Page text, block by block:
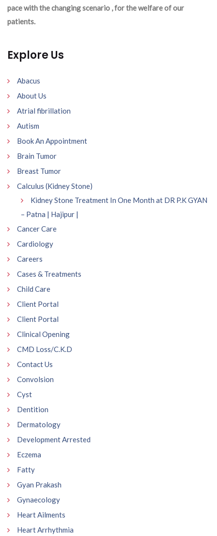
pace with the changing scenario , for the welfare of our
patients.
Explore Us
Abacus
About Us
Atrial fibrillation
Autism
Book An Appointment
Brain Tumor
Breast Tumor
Calculus (Kidney Stone)
Kidney Stone Treatment In One Month at DR P.K GYAN
– Patna | Hajipur |
Cancer Care
Cardiology
Careers
Cases & Treatments
Child Care
Client Portal
Client Portal
Clinical Opening
CMD Loss/C.K.D
Contact Us
Convolsion
Cyst
Dentition
Dermatology
Development Arrested
Eczema
Fatty
Gyan Prakash
Gynaecology
Heart Ailments
Heart Arrhythmia